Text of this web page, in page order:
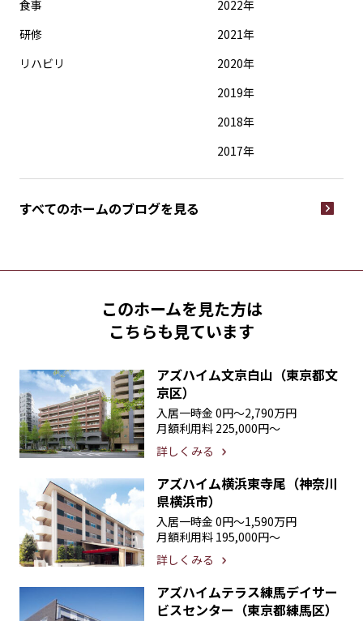
食事
研修
リハビリ
2022年
2021年
2020年
2019年
2018年
2017年
すべてのホームのブログを見る
このホームを見た方は
こちらも見ています
アズハイム文京白山（東京都文
京区）
入居一時金 0円〜2,790万円
月額利用料 225,000円〜
詳しくみる
アズハイム横浜東寺尾（神奈川
県横浜市）
入居一時金 0円〜1,590万円
月額利用料 195,000円〜
詳しくみる
アズハイムテラス練馬デイサー
ビスセンター（東京都練馬区）